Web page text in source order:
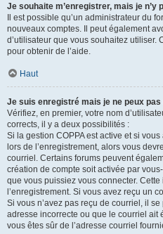
Je souhaite m’enregistrer, mais je n’y
Il est possible qu’un administrateur du
nouveaux comptes. Il peut également
d’utilisateur que vous souhaitez utiliser.
pour obtenir de l’aide.
Haut
Je suis enregistré mais je ne peux
Vérifiez, en premier, votre nom
corrects, il y a deux possibilités :
Si la gestion COPPA est active et si
lors de l’enregistrement, alors vous
courriel. Certains forums peuvent
création de compte soit activée par
que vous puissiez vous connecter.
l’enregistrement. Si vous avez reçu un
Si vous n’avez pas reçu de courriel, il
adresse incorrecte ou que le courriel ait
vous êtes sûr de l’adresse courriel